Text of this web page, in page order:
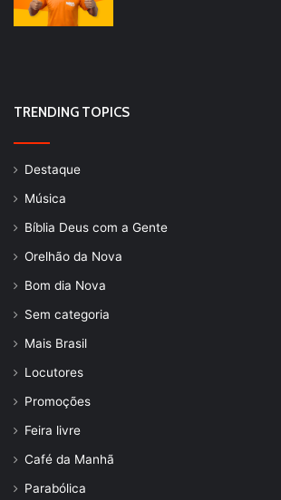
TRENDING TOPICS
Destaque
Música
Bíblia Deus com a Gente
Orelhão da Nova
Bom dia Nova
Sem categoria
Mais Brasil
Locutores
Promoções
Feira livre
Café da Manhã
Parabólica